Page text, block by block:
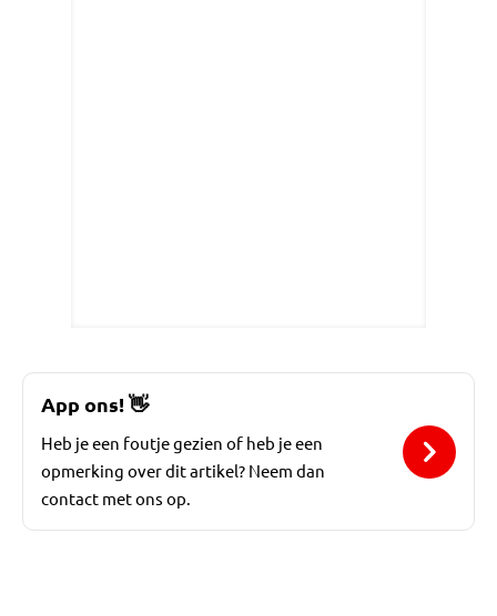
App ons!👋
Heb je een foutje gezien of heb je een
opmerking over dit artikel? Neem dan
contact met ons op.